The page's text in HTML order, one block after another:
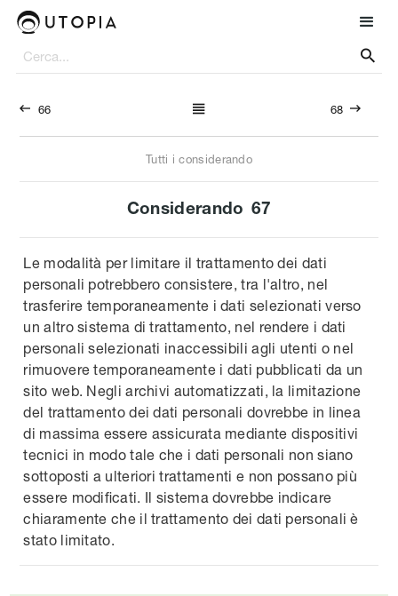

 66  68 
Tutti i considerando
Considerando 67
Le modalità per limitare il trattamento dei dati
personali potrebbero consistere, tra l'altro, nel
trasferire temporaneamente i dati selezionati verso
un altro sistema di trattamento, nel rendere i dati
personali selezionati inaccessibili agli utenti o nel
rimuovere temporaneamente i dati pubblicati da un
sito web. Negli archivi automatizzati, la limitazione
del trattamento dei dati personali dovrebbe in linea
di massima essere assicurata mediante dispositivi
tecnici in modo tale che i dati personali non siano
sottoposti a ulteriori trattamenti e non possano più
essere modificati. Il sistema dovrebbe indicare
chiaramente che il trattamento dei dati personali è
stato limitato.